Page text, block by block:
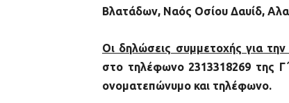
Βλατάδων, Ναός Οσίου Δαυίδ,
Οι δηλώσεις συμμετοχής για
στο τηλέφωνο 2313318269 της
ονοματεπώνυμο και τηλέφωνο.